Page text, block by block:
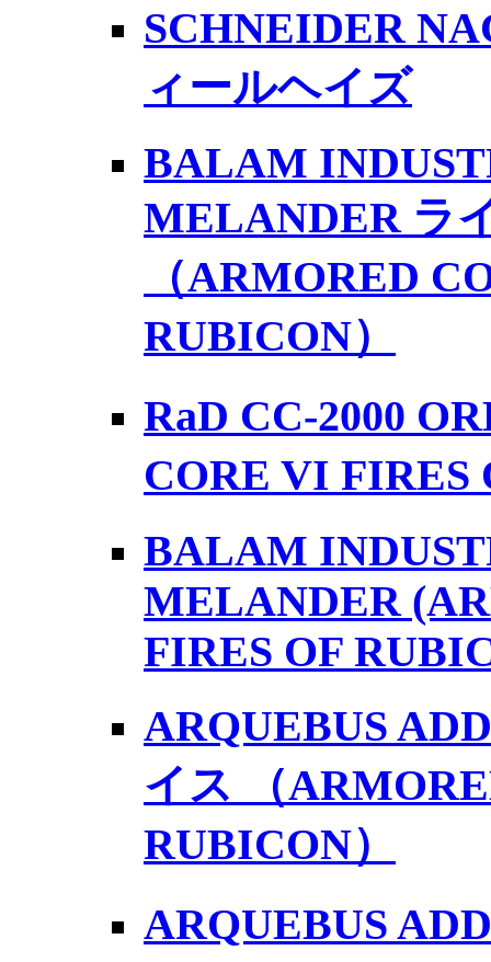
SCHNEIDER
ィールヘイズ
BALAM
MELANDER ラ
（ARMORED
RUBICON）
RaD CC-2000
CORE VI FIRES
BALAM
MELANDER
FIRES OF
ARQUEBUS
イス （
RUBICON）
ARQUEBUS